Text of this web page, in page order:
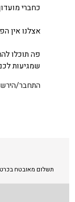
כחברי
אצלנו אין
פה תוכלו
שמגיעות
התחבר/
תשלום מאובטח